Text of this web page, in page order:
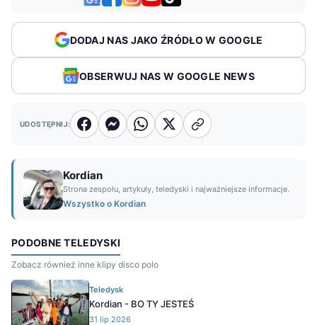
DODAJ NAS JAKO ŹRÓDŁO W GOOGLE
OBSERWUJ NAS W GOOGLE NEWS
UDOSTĘPNIJ:
Kordian
Strona zespołu, artykuły, teledyski i najważniejsze informacje.
Wszystko o Kordian
PODOBNE TELEDYSKI
Zobacz również inne klipy disco polo
Teledysk
Kordian - BO TY JESTEŚ
31 lip 2026